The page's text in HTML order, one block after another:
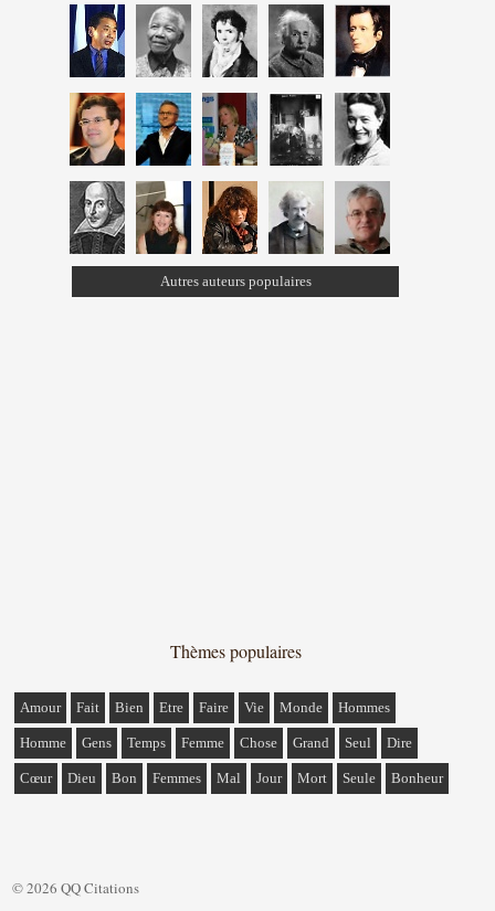
Autres auteurs populaires
Thèmes populaires
Amour Fait Bien Etre Faire Vie Monde Hommes
Homme Gens Temps Femme Chose Grand Seul Dire
Cœur Dieu Bon Femmes Mal Jour Mort Seule Bonheur
© 2026 QQ Citations